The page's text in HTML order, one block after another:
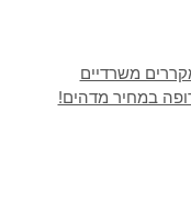
משרדיים
במחיר מדהים!